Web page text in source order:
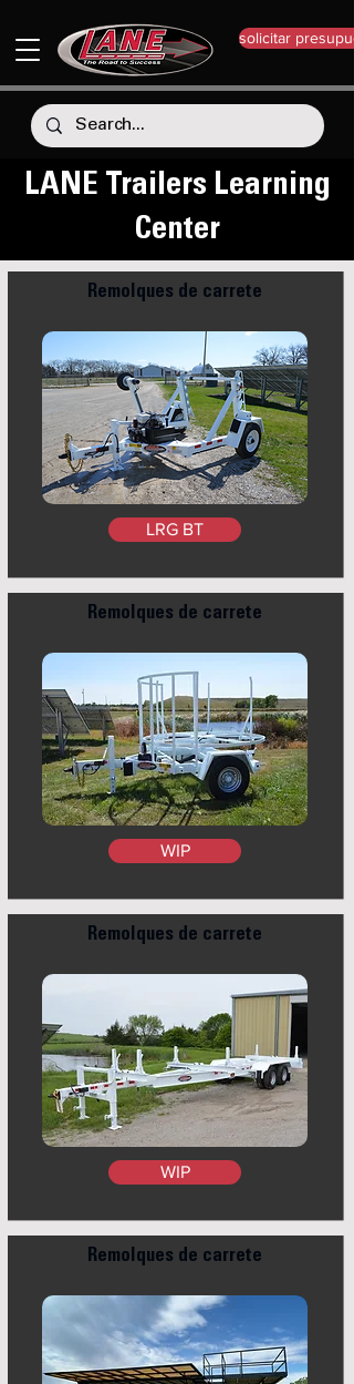
solicitar
LANE Trailers Learning
Center
Remolques de carrete
LRG BT
Remolques de carrete
WIP
Remolques de carrete
WIP
Remolques de carrete